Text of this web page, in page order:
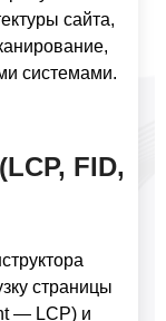
сайта,
системами.
FID,
страницы
— LCP) и